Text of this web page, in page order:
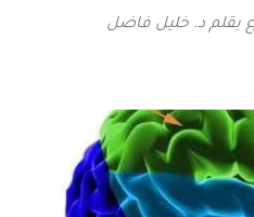
بقلم د. خليل فاضل